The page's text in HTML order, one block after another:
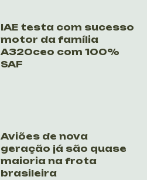
IAE testa com sucesso
motor da família
A320ceo com 100%
SAF
Aviões de nova
geração já são quase
maioria na frota
brasileira